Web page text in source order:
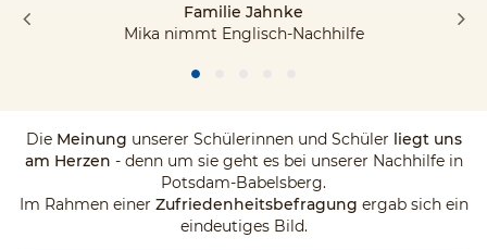
Familie Jahnke
Mika nimmt Englisch-Nachhilfe
Die Meinung unserer Schülerinnen und Schüler liegt uns
am Herzen - denn um sie geht es bei unserer Nachhilfe in
Potsdam-Babelsberg.
Im Rahmen einer Zufriedenheitsbefragung ergab sich ein
eindeutiges Bild.